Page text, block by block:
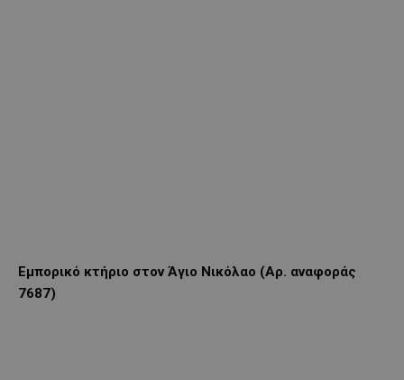
Εμπορικό κτήριο στον Άγιο Νικόλαο (Αρ. αναφοράς
7687)